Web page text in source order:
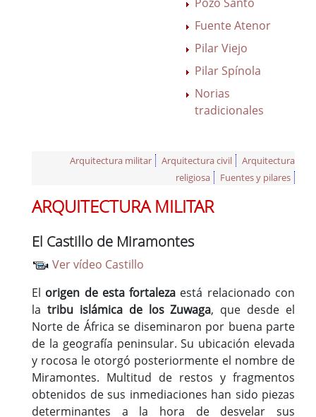
Fuente Atenor
Pilar Viejo
Pilar Spínola
Norias
tradicionales
Arquitectura militar Arquitectura civil
Arquitectura
religiosa
Fuentes y pilares
ARQUITECTURA MILITAR
El Castillo de Miramontes
Ver vídeo Castillo
El origen de esta fortaleza está relacionado con
la tribu islámica de los Zuwaga, que desde el
Norte de África se diseminaron por buena parte
de la geografía peninsular. Su ubicación elevada
y rocosa le otorgó posteriormente el nombre de
Miramontes. Multitud de restos y fragmentos
obtenidos de sus inmediaciones han sido piezas
determinantes a la hora de desvelar sus